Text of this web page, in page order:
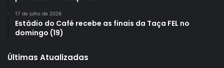
JEPs, a competição mais importante do seu calendário em
2025, que é o Campeonato Paranaense 2025, em
Paranaense de Futebol (FPF).
17 de julho de 2026
Estádio do Café recebe as finais da Taça FEL no
domingo (19)
Últimas Atualizadas